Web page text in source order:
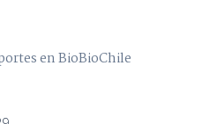
en BioBioChile